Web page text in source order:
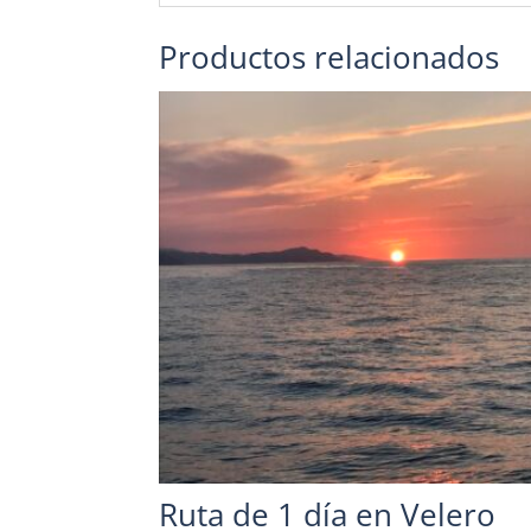
Productos relacionados
Ruta de 1 día en Velero